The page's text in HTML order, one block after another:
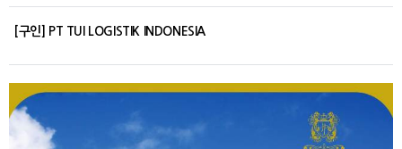
[구인] PT TUI LOGISTIK INDONESIA